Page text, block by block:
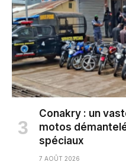
Conakry : un
motos
spéciaux
7 AOÛT 2026